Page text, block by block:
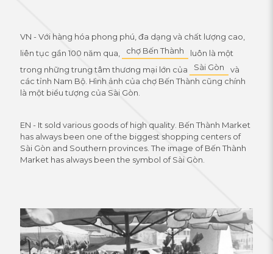
VN - Với hàng hóa phong phú, đa dạng và chất lượng cao,
liên tục gần 100 năm qua,
chợ Bến Thành
luôn là một
trong những trung tâm thương mại lớn của
Sài Gòn
và
các tỉnh Nam Bộ. Hình ảnh của chợ Bến Thành cũng chính
là một biểu tượng của Sài Gòn.
EN - It sold various goods of high quality. Bến Thành Market
has always been one of the biggest shopping centers of
Sài Gòn and Southern provinces. The image of Bến Thành
Market has always been the symbol of Sài Gòn.